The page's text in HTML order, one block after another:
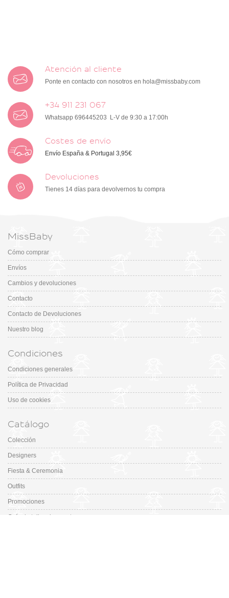
Atención al cliente
Ponte en contacto con nosotros en hola@missbaby.com
+34 911 231 067
Whatsapp 696445203 L-V de 9:30 a 17:00h
Costes de envío
Envío España & Portugal 3,95€
Devoluciones
Tienes 14 días para devolvernos tu compra
MissBaby
Cómo comprar
Envíos
Cambios y devoluciones
Contacto
Contacto de Devoluciones
Nuestro blog
Condiciones
Condiciones generales
Política de Privacidad
Uso de cookies
Catálogo
Colección
Designers
Fiesta & Ceremonia
Outfits
Promociones
Guía de tallas de zapatos